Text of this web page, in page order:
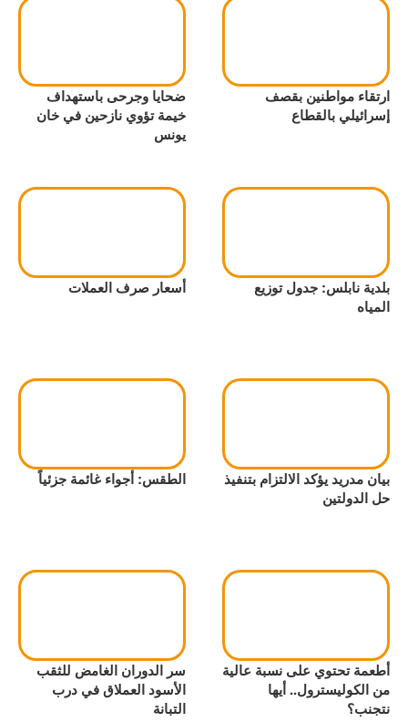
ارتقاء مواطنين بقصف
إسرائيلي بالقطاع
ضحايا وجرحى باستهداف
خيمة تؤوي نازحين في خان
يونس
بلدية نابلس: جدول توزيع
المياه
أسعار صرف العملات
بيان مدريد يؤكد الالتزام بتنفيذ
حل الدولتين
الطقس: أجواء غائمة جزئياً
أطعمة تحتوي على نسبة عالية
من الكوليسترول.. أيها
نتجنب؟
سر الدوران الغامض للثقب
الأسود العملاق في درب
التبانة